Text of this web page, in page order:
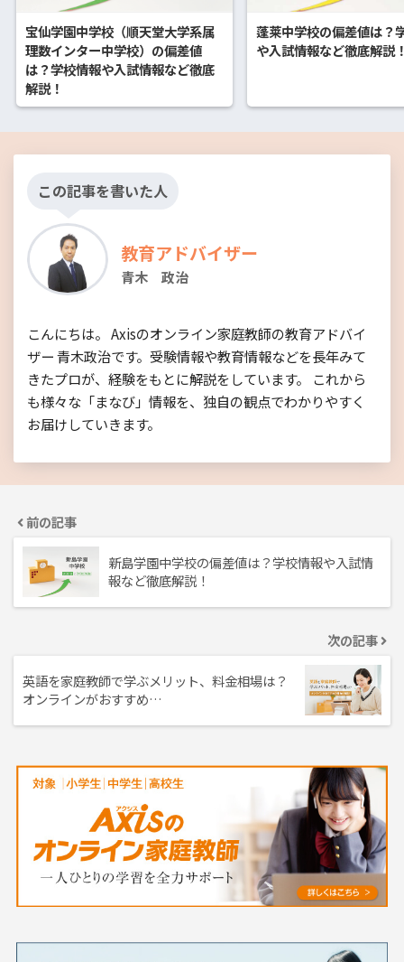
宝仙学園中学校（順天堂大学系属
理数インター中学校）の偏差値
は？学校情報や入試情報など徹底
解説！
蓬莱中学校の偏差値は？
や入試情報など徹底解説
この記事を書いた人
教育アドバイザー
青木 政治
こんにちは。 Axisのオンライン家庭教師の教育アドバイ
ザー 青木政治です。受験情報や教育情報などを長年みて
きたプロが、経験をもとに解説をしています。 これから
も様々な「まなび」情報を、独自の観点でわかりやすく
お届けしていきます。
前の記事
新島学園中学校の偏差値は？学校情報や入試情
報など徹底解説！
次の記事
英語を家庭教師で学ぶメリット、料金相場は？
オンラインがおすすめ…